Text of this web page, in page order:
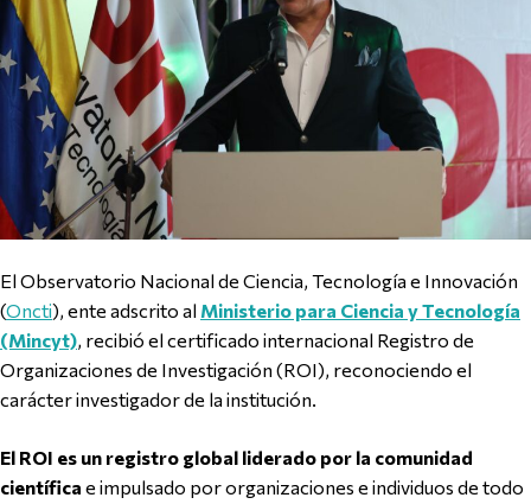
El Observatorio Nacional de Ciencia, Tecnología e Innovación
(Oncti), ente adscrito al Ministerio para Ciencia y Tecnología
(Mincyt), recibió el certificado internacional Registro de
Organizaciones de Investigación (ROI), reconociendo el
carácter investigador de la institución.
El ROI es un registro global liderado por la comunidad
científica e impulsado por organizaciones e individuos de todo